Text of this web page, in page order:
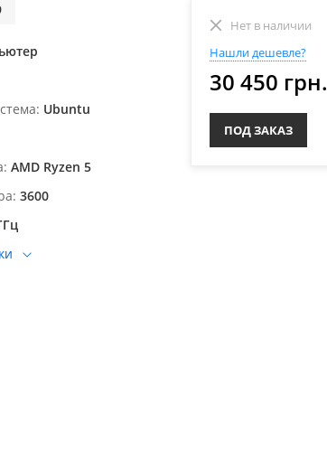
Ubuntu
AMD Ryzen 5
3600
Нет в наличии
Нашли дешевле?
30 450 грн.
ПОД ЗАКАЗ